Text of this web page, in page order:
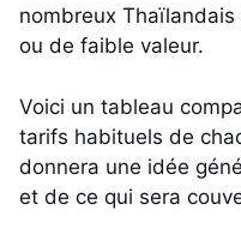
nombreux
ou de faible valeur.
Voici un tableau
tarifs habituels de
donnera une idée
et de ce qui sera